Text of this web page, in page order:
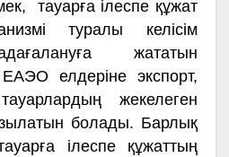
тауарға ілеспе құжат
туралы келісім
жататын
елдеріне экспорт,
жекелеген
болады. Барлық
ілеспе құжаттың